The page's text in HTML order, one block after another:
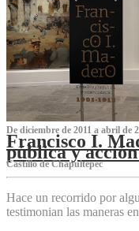
De diciembre de 2011 a abril de
Francisco I.
pública y
Castillo de Chapultepec
Hace un recorrido por
testimonian las maneras